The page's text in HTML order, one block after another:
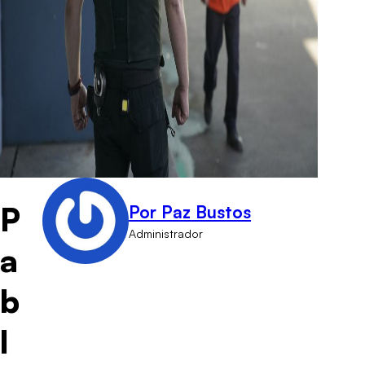
P
a
b
l
Por Paz Bustos
Administrador